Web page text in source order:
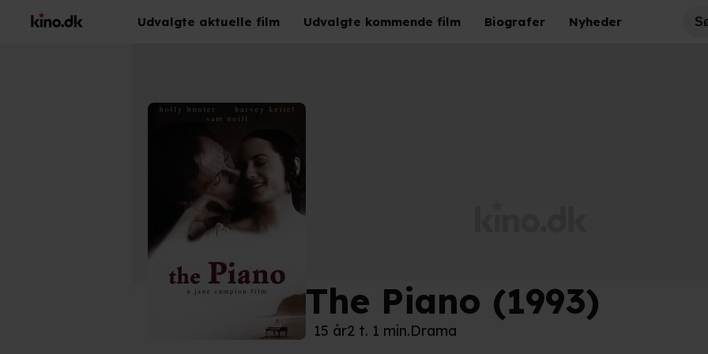
Udvalgte aktuelle film Udvalgte kommende film Biografer Nyheder
© Kino.dk
The Piano (1993)
15 år2 t. 1 min.Drama